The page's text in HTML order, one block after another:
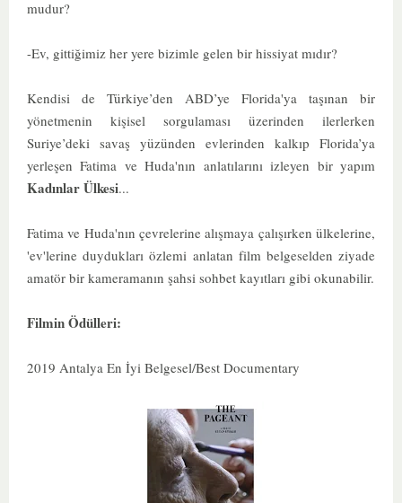
mudur?
-Ev, gittiğimiz her yere bizimle gelen bir hissiyat mıdır?
Kendisi de Türkiye’den ABD’ye Florida'ya taşınan bir
yönetmenin kişisel sorgulaması üzerinden ilerlerken
Suriye’deki savaş yüzünden evlerinden kalkıp Florida’ya
yerleşen Fatima ve Huda'nın anlatılarını izleyen bir yapım
Kadınlar Ülkesi...
Fatima ve Huda'nın çevrelerine alışmaya çalışırken ülkelerine,
'ev'lerine duydukları özlemi anlatan film belgeselden ziyade
amatör bir kameramanın şahsi sohbet kayıtları gibi okunabilir.
Filmin Ödülleri:
2019 Antalya En İyi Belgesel/Best Documentary